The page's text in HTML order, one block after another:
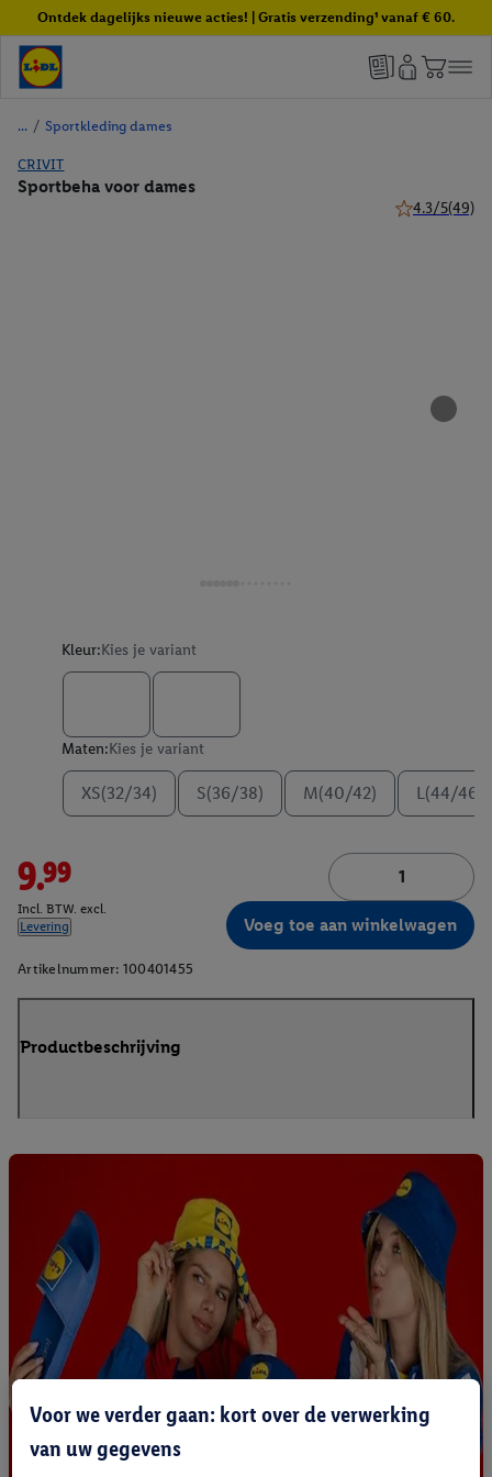
Ontdek dagelijks nieuwe acties! | Gratis verzending¹ vanaf € 60.
/ Sportkleding dames
CRIVIT
Sportbeha voor dames
4.3/5(49)
Kleur:Kies je variant
Maten:Kies je variant
XS(32/34) S(36/38) M(40/42) L(44/46)
9.99
Incl. BTW. excl.
Levering
Voeg toe aan winkelwagen
Artikelnummer: 100401455
Productbeschrijving
Voor we verder gaan: kort over de verwerking
van uw gegevens